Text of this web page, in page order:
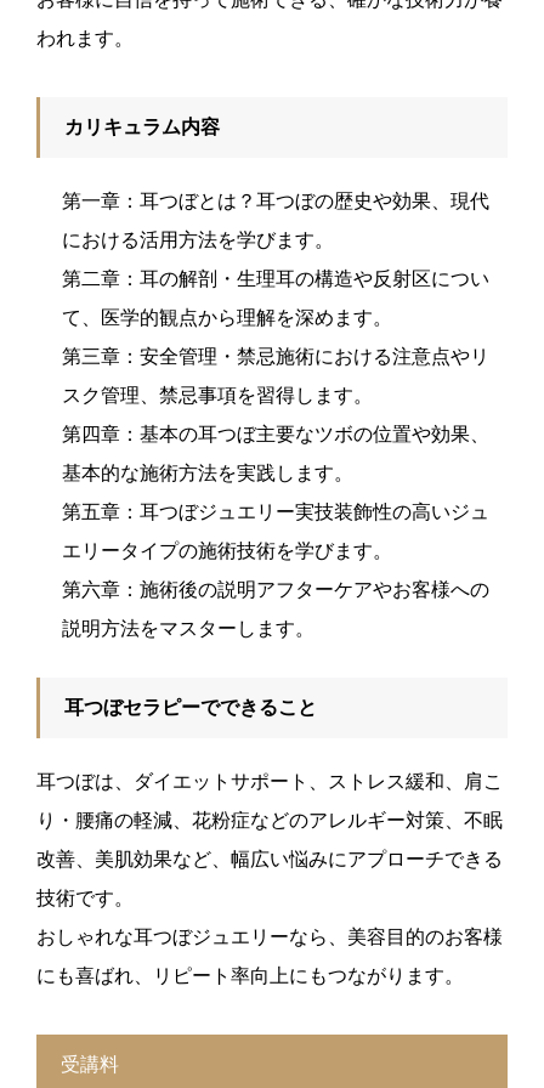
われます。
カリキュラム内容
第一章：耳つぼとは？耳つぼの歴史や効果、現代
における活用方法を学びます。
第二章：耳の解剖・生理耳の構造や反射区につい
て、医学的観点から理解を深めます。
第三章：安全管理・禁忌施術における注意点やリ
スク管理、禁忌事項を習得します。
第四章：基本の耳つぼ主要なツボの位置や効果、
基本的な施術方法を実践します。
第五章：耳つぼジュエリー実技装飾性の高いジュ
エリータイプの施術技術を学びます。
第六章：施術後の説明アフターケアやお客様への
説明方法をマスターします。
耳つぼセラピーでできること
耳つぼは、ダイエットサポート、ストレス緩和、肩こ
り・腰痛の軽減、花粉症などのアレルギー対策、不眠
改善、美肌効果など、幅広い悩みにアプローチできる
技術です。
おしゃれな耳つぼジュエリーなら、美容目的のお客様
にも喜ばれ、リピート率向上にもつながります。
受講料